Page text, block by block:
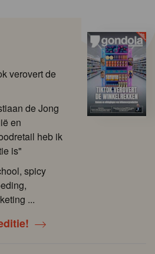
verovert de
de Jong
en
heb ik
is"
spicy
...